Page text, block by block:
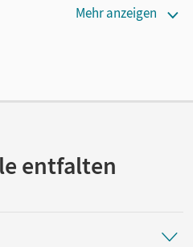
Mehr anzeigen
entfalten